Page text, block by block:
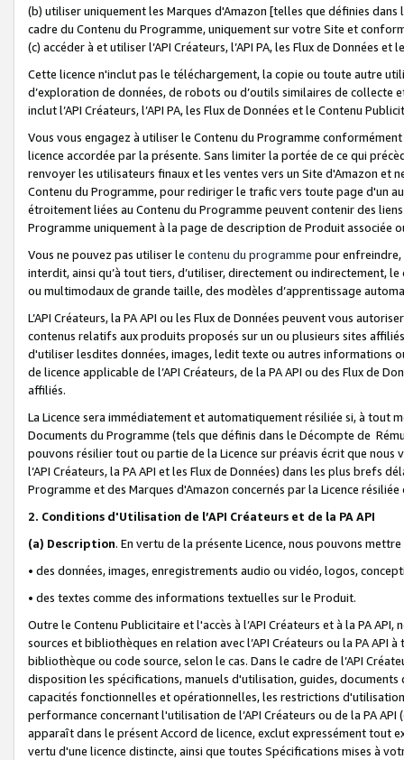
(b) utiliser uniquement les Marques d'Amazon [telles que définies dans
cadre du Contenu du Programme, uniquement sur votre Site et
(c) accéder à et utiliser l’API Créateurs, l’API PA, les Flux de Données
Cette licence n'inclut pas le téléchargement, la copie ou toute autre
d’exploration de données, de robots ou d’outils similaires de
inclut l’API Créateurs, l’API PA, les Flux de Données et le Contenu
Vous vous engagez à utiliser le Contenu du Programme
licence accordée par la présente. Sans limiter la portée de ce qui
renvoyer les utilisateurs finaux et les ventes vers un Site d'Amazon et
Contenu du Programme, pour rediriger le trafic vers toute page d'un
étroitement liées au Contenu du Programme peuvent contenir des
Programme uniquement à la page de description de Produit associée
Vous ne pouvez pas utiliser le contenu du programme pour
interdit, ainsi qu’à tout tiers, d’utiliser, directement ou indirectement,
ou multimodaux de grande taille, des modèles d’apprentissage
L’API Créateurs, la PA API ou les Flux de Données peuvent vous
contenus relatifs aux produits proposés sur un ou plusieurs sites
d'utiliser lesdites données, images, ledit texte ou autres informations
de licence applicable de l’API Créateurs, de la PA API ou des Flux de
affiliés.
La Licence sera immédiatement et automatiquement résiliée si, à
Documents du Programme (tels que définis dans le Décompte de
pouvons résilier tout ou partie de la Licence sur préavis écrit que
l’API Créateurs, la PA API et les Flux de Données) dans les plus
Programme et des Marques d'Amazon concernés par la Licence
2. Conditions d'Utilisation de l’API Créateurs et de la PA API
(a) Description. En vertu de la présente Licence, nous pouvons
• des données, images, enregistrements audio ou vidéo, logos,
• des textes comme des informations textuelles sur le Produit.
Outre le Contenu Publicitaire et l'accès à l’API Créateurs et à la PA
sources et bibliothèques en relation avec l’API Créateurs ou la PA
bibliothèque ou code source, selon le cas. Dans le cadre de l’API
disposition les spécifications, manuels d'utilisation, guides,
capacités fonctionnelles et opérationnelles, les restrictions
performance concernant l'utilisation de l’API Créateurs ou de la PA
apparaît dans le présent Accord de licence, exclut expressément tout
vertu d'une licence distincte, ainsi que toutes Spécifications mises à